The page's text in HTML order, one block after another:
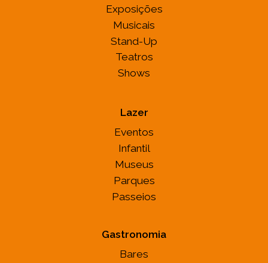
Exposições
Musicais
Stand-Up
Teatros
Shows
Lazer
Eventos
Infantil
Museus
Parques
Passeios
Gastronomia
Bares